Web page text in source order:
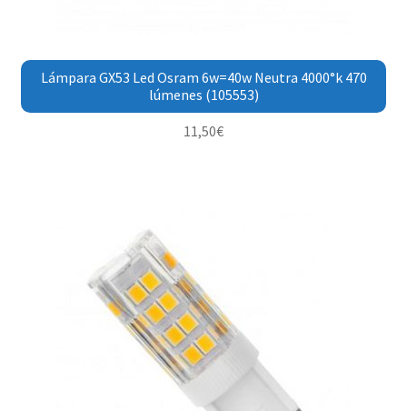
Lámpara GX53 Led Osram 6w=40w Neutra 4000°k 470
lúmenes (105553)
11,50€